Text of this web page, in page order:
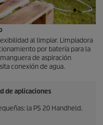
al limpiar. Limpiadora
por batería para la
de aspiración
conexión de agua.
de aplicaciones
la PS 20 Handheld.